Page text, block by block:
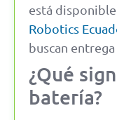
está
Robotics
buscan
¿Qué
batería?